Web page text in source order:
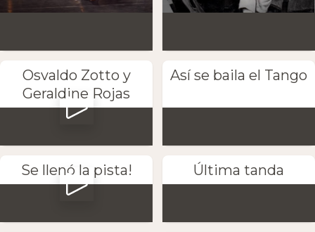
Osvaldo Zotto y
Geraldine Rojas
Así se baila el Tango
Se llenó la pista! Última tanda